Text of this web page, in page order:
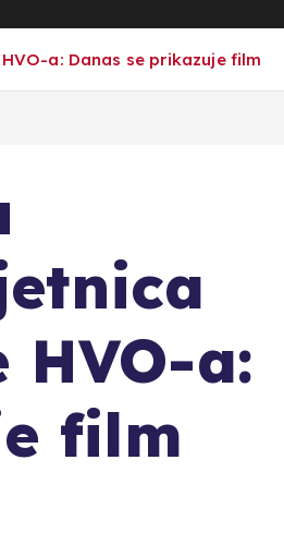
a: Danas se prikazuje film
HVO-a:
film